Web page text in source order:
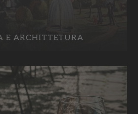
E ARCHITTETURA